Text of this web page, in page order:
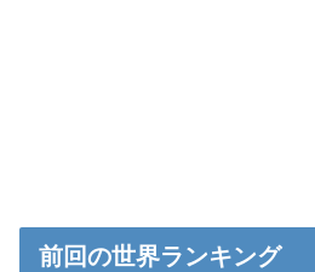
前回の世界ランキング